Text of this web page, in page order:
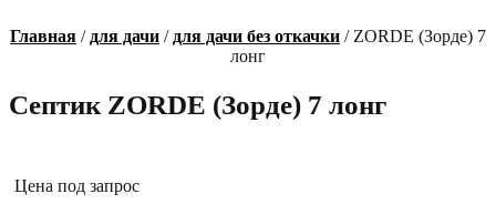
Главная / для дачи / для дачи без откачки / ZORDE (Зорде) 7
лонг
Септик ZORDE (Зорде) 7 лонг
Цена под запрос